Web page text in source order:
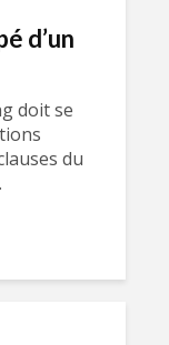
d’un
doit se
du